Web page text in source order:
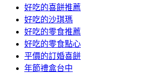
好吃的喜餅推薦
好吃的沙琪瑪
好吃的零食推薦
好吃的零食點心
平價的訂婚喜餅
年節禮盒台中